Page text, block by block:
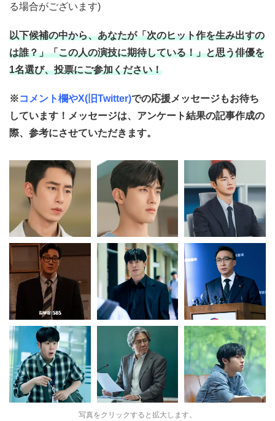
る場合がございます)
以下候補の中から、あなたが「次のヒット作を生み出すの
は誰？」「この人の演技に期待している！」と思う俳優を
1名選び、投票にご参加ください！
※コメント欄やX(旧Twitter)での応援メッセージもお待ち
しています！メッセージは、アンケート結果の記事作成の
際、参考にさせていただきます。
写真をクリックすると拡大します。